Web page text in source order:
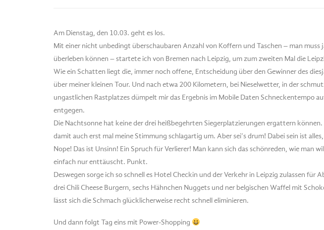
Am Dienstag, den 10.03. geht es los.
Mit einer nicht unbedingt überschaubaren Anzahl von Koffern und Taschen – man muss
überleben können – startete ich von Bremen nach Leipzig, um zum zweiten Mal die
Wie ein Schatten liegt die, immer noch offene, Entscheidung über den Gewinner des
über meiner kleinen Tour. Und nach etwa 200 Kilometern, bei Nieselwetter, in der
ungastlichen Rastplatzes dümpelt mir das Ergebnis im Mobile Daten Schneckentempo
entgegen.
Die Nachtsonne hat keine der drei heißbegehrten Siegerplatzierungen ergattern
damit auch erst mal meine Stimmung schlagartig um. Aber sei’s drum! Dabei sein ist
Nope! Das ist Unsinn! Ein Spruch für Verlierer! Man kann sich das schönreden, wie man
einfach nur enttäuscht. Punkt.
Deswegen sorge ich so schnell es Hotel Checkin und der Verkehr in Leipzig zulassen für
drei Chili Cheese Burgern, sechs Hähnchen Nuggets und ner belgischen Waffel mit
lässt sich die Schmach glücklicherweise recht schnell eliminieren.
Und dann folgt Tag eins mit Power-Shopping